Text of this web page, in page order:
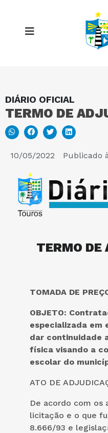
DIÁRIO OFICIAL
TERMO DE
10/05/2022 Publicado
TERMO DE
TOMADA DE
OBJETO:
especializada em
dar continuidade
física visando a
escolar do
ATO DE
De acordo com os
licitação e o que
8.666/93 e
MAPA DO SITE
PORTAL DA
E-SIC
PERGUNTAS